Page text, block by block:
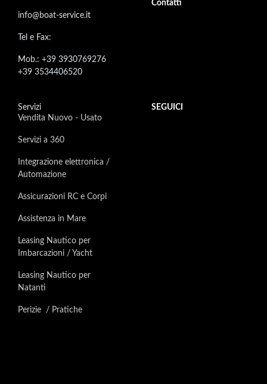
info@boat-service.it
Tel e Fax:
Mob.: +39 3930769276
+39 3534406520
Contatti
Servizi
Vendita Nuovo - Usato
Servizi a 360
Integrazione elettronica /
Automazione
Assicurazioni RC e Corpi
Assistenza in Mare
Leasing Nautico per
Imbarcazioni / Yacht
Leasing Nautico per
Natanti
Perizie / Pratiche
SEGUICI